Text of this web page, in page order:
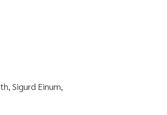
Sigurd Einum,